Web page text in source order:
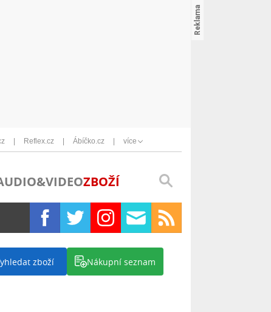
Reflex.cz Ábíčko.cz více
ZBOŽÍ
zboží Nákupní seznam